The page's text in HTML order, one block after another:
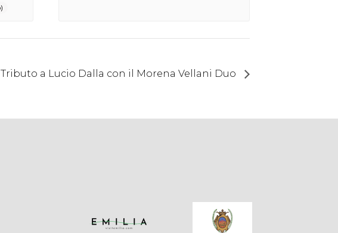
Tributo a Lucio Dalla con il Morena Vellani Duo